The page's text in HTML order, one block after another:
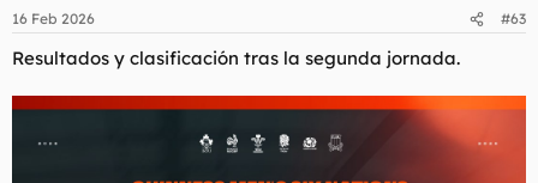
16 Feb 2026 #63
Resultados y clasificación tras la segunda jornada.